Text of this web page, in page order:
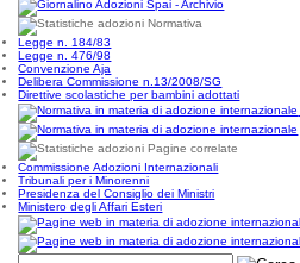
Normativa
Legge n. 184/83
Legge n. 476/98
Convenzione Aja
Delibera Commissione n.13/2008/SG
Direttive scolastiche per bambini adottati
Pagine correlate
Commissione Adozioni Internazionali
Tribunali per i Minorenni
Presidenza del Consiglio dei Ministri
Ministero degli Affari Esteri